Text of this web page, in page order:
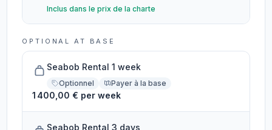
Inclus dans le prix de la charte
OPTIONAL AT BASE
Seabob Rental 1 week
Optionnel Payer à la base
1 400,00 € per week
Seabob Rental 3 days